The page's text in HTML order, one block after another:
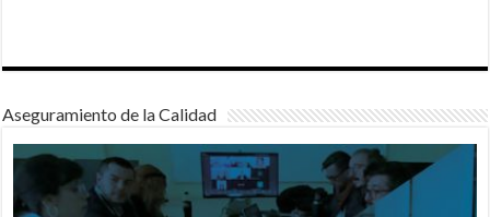
Aseguramiento de la Calidad